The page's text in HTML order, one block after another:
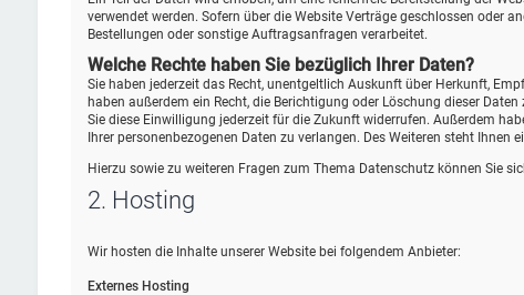
verwendet werden. Sofern über die Website Verträge geschlossen oder
Bestellungen oder sonstige Auftragsanfragen verarbeitet.
Welche Rechte haben Sie bezüglich Ihrer Daten?
Sie haben jederzeit das Recht, unentgeltlich Auskunft über Herkunft,
haben außerdem ein Recht, die Berichtigung oder Löschung dieser
Sie diese Einwilligung jederzeit für die Zukunft widerrufen. Außerdem
Ihrer personenbezogenen Daten zu verlangen. Des Weiteren steht
Hierzu sowie zu weiteren Fragen zum Thema Datenschutz können Sie
2. Hosting
Wir hosten die Inhalte unserer Website bei folgendem Anbieter:
Externes Hosting